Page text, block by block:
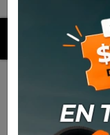
MENU
Productos
CAP.B (57R)